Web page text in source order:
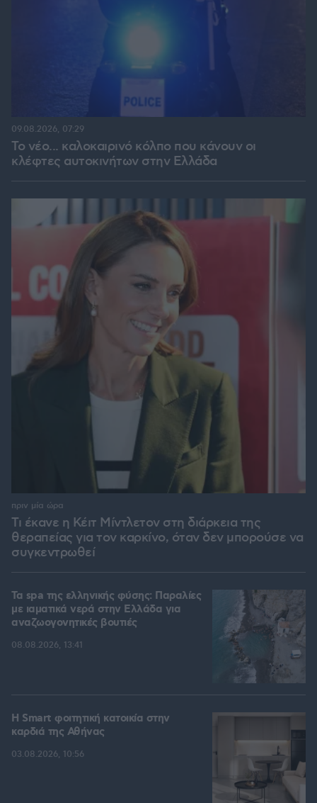
Το νέο... καλοκαιρινό κόλπο που κάνουν οι
κλέφτες αυτοκινήτων στην Ελλάδα
09.08.2026, 07:29
Τι έκανε η Κέιτ Μίντλετον στη διάρκεια της
θεραπείας για τον καρκίνο, όταν δεν μπορούσε να
συγκεντρωθεί
πριν μία ώρα
Τα spa της ελληνικής φύσης: Παραλίες
με ιαματικά νερά στην Ελλάδα για
αναζωογονητικές βουτιές
08.08.2026, 13:41
Η Smart φοιτητική κατοικία στην
καρδιά της Αθήνας
03.08.2026, 10:56